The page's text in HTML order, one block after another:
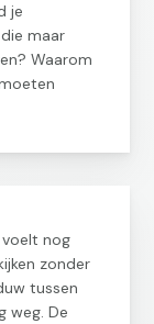
je
maar
Waarom
voelt nog
zonder
tussen
weg. De